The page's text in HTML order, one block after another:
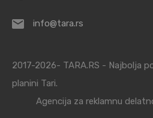
info@tara.rs
2017-2026- TARA.RS - Najbolja
planini Tari.
Agencija za reklamnu